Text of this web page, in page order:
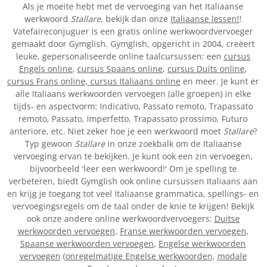
Als je moeite hebt met de vervoeging van het Italiaanse
werkwoord Stallare, bekijk dan onze Italiaanse lessen!!
Vatefaireconjuguer is een gratis online werkwoordvervoeger
gemaakt door Gymglish. Gymglish, opgericht in 2004, creëert
leuke, gepersonaliseerde online taalcursussen: een cursus
Engels online, cursus Spaans online, cursus Duits online,
cursus Frans online, cursus Italiaans online en meer. Je kunt er
alle Italiaans werkwoorden vervoegen (alle groepen) in elke
tijds- en aspectvorm: Indicativo, Passato remoto, Trapassato
remoto, Passato, Imperfetto, Trapassato prossimo, Futuro
anteriore, etc. Niet zeker hoe je een werkwoord moet Stallare?
Typ gewoon Stallarein onze zoekbalk om de Italiaanse
vervoeging ervan te bekijken. Je kunt ook een zin vervoegen,
bijvoorbeeld 'leer een werkwoord!' Om je spelling te
verbeteren, biedt Gymglish ook online cursussen Italiaans aan
en krijg je toegang tot veel Italiaanse grammatica, spellings- en
vervoegingsregels om de taal onder de knie te krijgen! Bekijk
ook onze andere online werkwoordvervoegers: Duitse
werkwoorden vervoegen, Franse werkwoorden vervoegen,
Spaanse werkwoorden vervoegen, Engelse werkwoorden
vervoegen (onregelmatige Engelse werkwoorden, modale